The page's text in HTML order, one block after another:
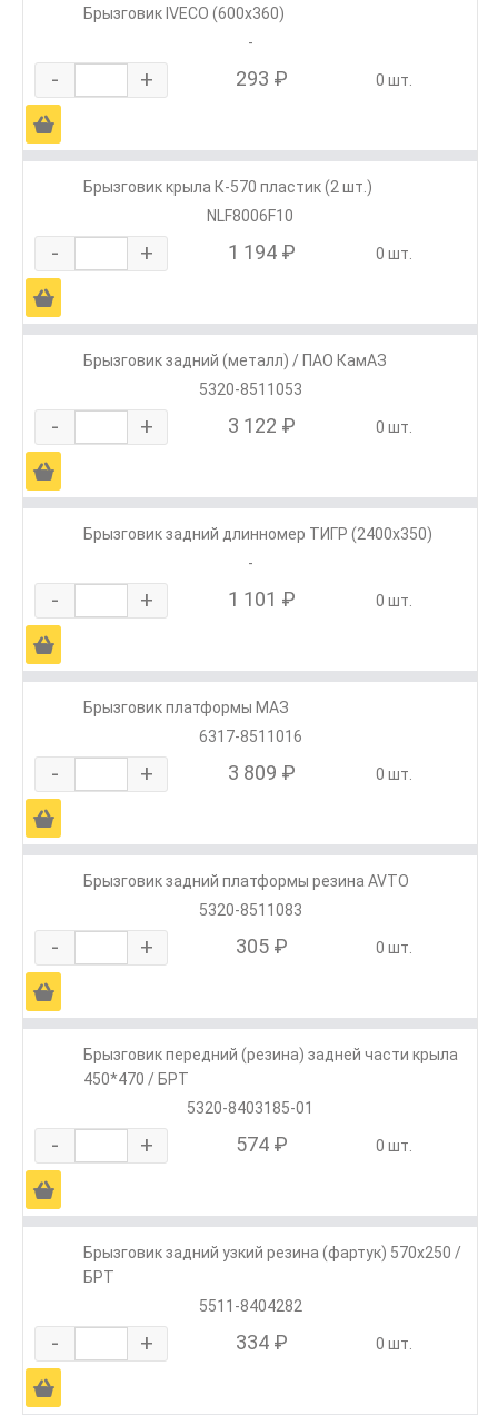
Брызговик IVECO (600х360)
-
- + 293 ₽ 0 шт.
Ä
Брызговик крыла К-570 пластик (2 шт.)
NLF8006F10
- + 1 194 ₽ 0 шт.
Ä
Брызговик задний (металл) / ПАО КамАЗ
5320-8511053
- + 3 122 ₽ 0 шт.
Ä
Брызговик задний длинномер ТИГР (2400х350)
-
- + 1 101 ₽ 0 шт.
Ä
Брызговик платформы МАЗ
6317-8511016
- + 3 809 ₽ 0 шт.
Ä
Брызговик задний платформы резина AVTO
5320-8511083
- + 305 ₽ 0 шт.
Ä
Брызговик передний (резина) задней части крыла
450*470 / БРТ
5320-8403185-01
- + 574 ₽ 0 шт.
Ä
Брызговик задний узкий резина (фартук) 570х250 /
БРТ
5511-8404282
- + 334 ₽ 0 шт.
Ä